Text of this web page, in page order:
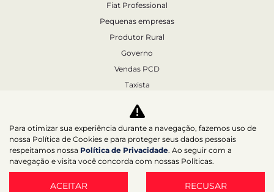
Fiat Professional
Pequenas empresas
Produtor Rural
Governo
Vendas PCD
Taxista
Locação
DRLOC
Pós-Vendas
Para otimizar sua experiência durante a navegação, fazemos uso de
nossa Política de Cookies e para proteger seus dados pessoais
respeitamos nossa Política de Privacidade. Ao seguir com a
navegação e visita você concorda com nossas Políticas.
ACEITAR RECUSAR